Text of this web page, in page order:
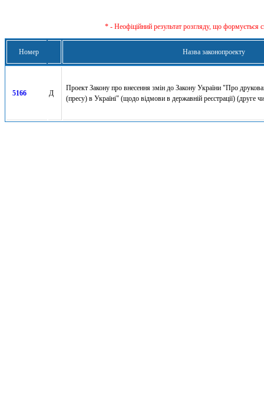
* - Неофіційний результат розгляду, що формується
Номер Назва законопроекту
5166 Д
Проект Закону про внесення змін до Закону України "Про
(пресу) в Україні" (щодо відмови в державній реєстрації) (друге